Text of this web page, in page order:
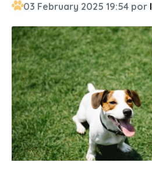
03 February 2025 19:54 por